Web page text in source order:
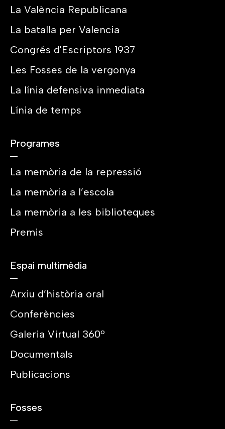
La València Republicana
La batalla per Valencia
Congrés d'Escriptors 1937
Les Fosses de la vergonya
La línia defensiva inmediata
Línia de temps
Programes
La memòria de la repressió
La memòria a l’escola
La memòria a les biblioteques
Premis
Espai multimèdia
Arxiu d’història oral
Conferències
Galeria Virtual 360º
Documentals
Publicacions
Fosses